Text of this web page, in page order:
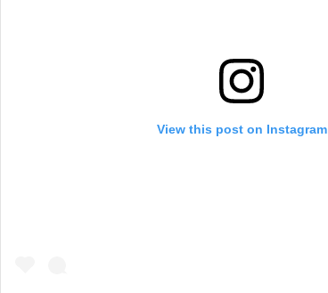
View this post on Instagram